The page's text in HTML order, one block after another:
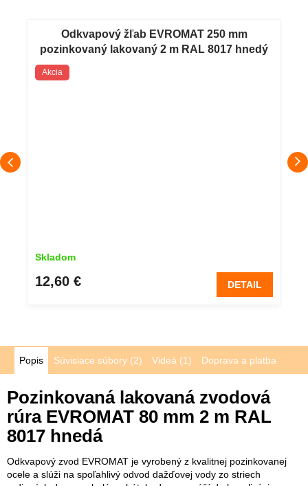
Odkvapový žľab EVROMAT 250 mm
pozinkovaný lakovaný 2 m RAL 8017 hnedý
Akcia
Skladom
12,60 € DETAIL
Popis Súvisiace súbory (2) Videá (1) Doprava a platba
Pozinkovaná lakovaná zvodová
rúra EVROMAT 80 mm 2 m RAL
8017 hnedá
Odkvapový zvod EVROMAT je vyrobený z kvalitnej pozinkovanej
ocele a slúži na spoľahlivý odvod dažďovej vody zo striech